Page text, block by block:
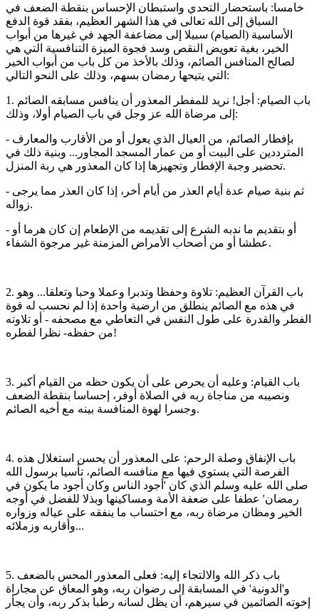
خامسا: باستحضار التحدي واستبطان الإحساس بنقطة الضعف في
السباق إلى الله تعالى في هذا الشهر العظيم، بفقد قوة الدفع
الأساسية (الصيام) سبيلا إلى مضاعفة الجهد في غيرها من أبواب
الخير، بغية تعويض النقص وسد فجوة الميزة التنافسية التي هي
لصالح المنافس الصائم، وذلك بالأخذ من كل باب من أبواب الخير
التي يتيحها رمضان بسهم، وذلك على النحو التالي:
1. باب الصيام: أجل! نريد للمفطر المعذور أن ينافس مسابقه الصائم
إلى مرضاة الله عز وجل في باب الصيام أولا، وذلك:
- بإفطار الصائم، من العيال الذي يعول أو من الأقارب والمعارف
المترددين على البيت أو من عمار المسجد المجاور... وبنية ذلك في
تحضير وجبة الإفطار وتجهيزها إذا كان المعذور هي ربة المنزل.
- ثم بنية صيام عدة أيام العذر من أيام أخر، إذا كان العذر مما يرجى
زواله.
- أو بتقديم ما ندبه الشرع إلى تقديمه من الإطعام إن كان هرما أو
عطشا أو من أصحاب الأمراض المزمنة غير مرجوة الشفاء.
2. باب القرآن العظيم: تلاوة وحفظا وتدبرا وعملا وحبا وتعلقا... وهو
في هذه مع الصائم ينطلق من ارضية واحدة إذا لم نحسب له قوة
الفطر والقدرة على طول النفس في التعاطي مع مصحفه - أو تلاوته
من حفظه- نظرا لفطره!
3. باب القيام: وعليه أن يحرص على أن يكون حظه من القيام أكبر
ونصيبه من مناجاة ربه في الصلاة أوفر، إحساسا بنقطة الضعف
وجسرا لهوة المنافسة بينه مع أخيه الصائم.
4. باب الإنفاق وصلة الرحم: على المعذور أن يحسن استغلال هذه
الفرصة التي يستوي فيها مع منافسه الصائم، تأسيا برسول الله
صلى الله عليه وسلم الذي كان 'أجود الناس وكان أجود ما يكون في
رمضان' عطفا على ضعفة الأمة ومساكينها وبذلا للفضل في أوجه
الخير ومظان مرضاة ربه، مع احتساب ما ينفقه على عياله وزواره
وأقاربه وزملائه...
5. باب ذكر الله والالتجاء إليه: فعلى المعذور المحس بالضعف
و'الدونية' في المسابقة إلى رضوان ربه، وهو المعاق عن مجاراة
إخوته الصائمين في سيرهم، أن يظل لسانه رطبا بذكر ربه، وأن يجأر